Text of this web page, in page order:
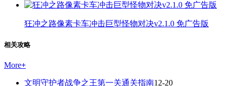
狂冲之路像素卡车冲击巨型怪物对决v2.1.0 免广告版
相关攻略
More+
文明守护者战争之王第一关通关指南12-20